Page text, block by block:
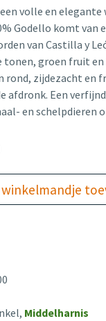
volle en
Godello komt van
van Castilla y
groen fruit en
rond, zijdezacht en
afdronk. Een
en schelpdieren
winkelmandje
Middelharnis